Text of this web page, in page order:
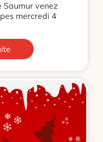
venez
mercredi 4